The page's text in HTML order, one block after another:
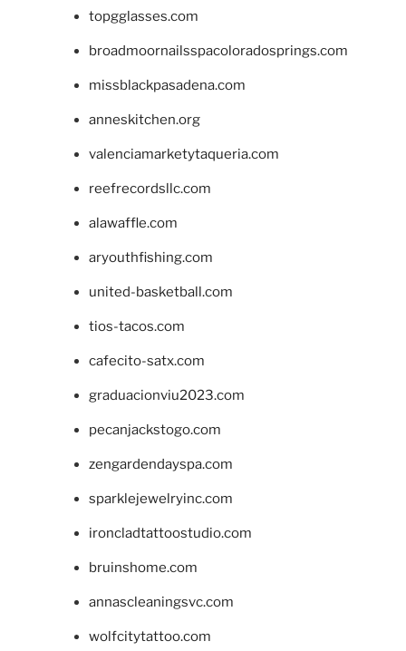
topgglasses.com
broadmoornailsspacoloradosprings.com
missblackpasadena.com
anneskitchen.org
valenciamarketytaqueria.com
reefrecordsllc.com
alawaffle.com
aryouthfishing.com
united-basketball.com
tios-tacos.com
cafecito-satx.com
graduacionviu2023.com
pecanjackstogo.com
zengardendayspa.com
sparklejewelryinc.com
ironcladtattoostudio.com
bruinshome.com
annascleaningsvc.com
wolfcitytattoo.com